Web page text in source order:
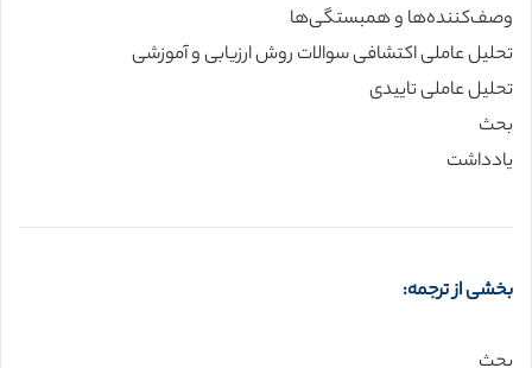
وصف‌کننده‌ها و همبستگی‌ها
تحلیل عاملی اکتشافی سوالات روش ارزیابی و آموزشی
تحلیل عاملی تاییدی
بحث
یادداشت
بخشی از ترجمه:
بحث